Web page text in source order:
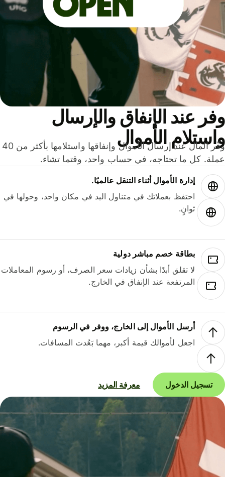
عند الإنفاق والإرسال
الأموال
وفّر المال عند إرسال الأموال وإنفاقها واستلامها بأكثر من 40
كل ما تحتاجه، في حساب واحد، وقتما تشاء.
إدارة الأموال أثناء التنقل عالميًا.
احتفظ بعملاتك في متناول اليد في مكان واحد، وحولها في
ثوانٍ.
بطاقة خصم مباشر دولية
لا تقلق أبدًا بشأن زيادات سعر الصرف، أو رسوم المعاملات
المرتفعة عند الإنفاق في الخارج.
أرسل الأموال إلى الخارج، ووفر في الرسوم
اجعل لأموالك قيمة أكبر، مهما بَعُدت المسافات.
تسجيل الدخول معرفة المزيد